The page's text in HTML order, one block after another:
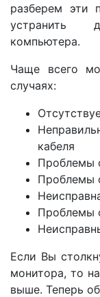
разберем эти
устранить
компьютера.
Чаще всего
случаях:
кабеля
Проблемы
Проблемы
Проблемы
Если Вы
монитора, то
выше. Теперь